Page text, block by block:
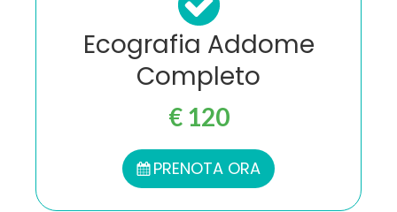
Ecografia Addome
Completo
€ 120
PRENOTA ORA